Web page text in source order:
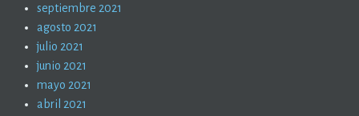
septiembre 2021
agosto 2021
julio 2021
junio 2021
mayo 2021
abril 2021